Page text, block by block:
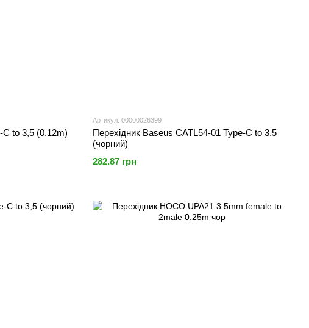
C to 3,5 (0.12m)
Артикул: 00000026399
Перехідник Baseus CATL54-01 Type-C to 3.5
(чорний)
282.87 грн